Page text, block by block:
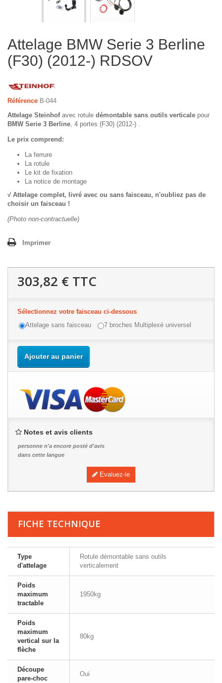
Attelage BMW Serie 3 Berline
(F30) (2012-) RDSOV
Référence B-044
Attelage Steinhofavec rotule démontable sans outils verticale pour
BMW Serie 3 Berline, 4 portes (F30) (2012-) .
Le prix comprend:
La ferrure
La rotule
Le kit de fixation
La notice de montage
√ Attelage complet, livré avec ou sans faisceau, n'oubliez pas de
choisir un faisceau !
(Photo non-contractuelle)
Imprimer
303,82 € TTC
Sélectionnez votre faisceau ci-dessous
Attelage sans faisceau
7 broches Multiplexé universel
Ajouter au panier
Notes et avis clients
personne n'a encore posté d'avis
dans cette langue
Evaluez-le
FICHE TECHNIQUE
Type
d'attelage
Rotule démontable sans outils
verticalement
Poids
maximum
tractable
1950kg
Poids
maximum
vertical sur la
flèche
80kg
Découpe
pare-choc
Oui